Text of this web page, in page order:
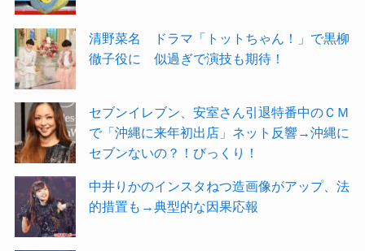
清野菜名 ドラマ「トットちゃん！」で黒柳
徹子役に 似過ぎで演技も期待！
セブンイレブン、安室さん引退特番中のＣＭ
で「沖縄に来年初出店」ネット反響→沖縄に
セブンないの？！びっくり！
中井りかのインスタねつ造画像がアップ、法
的措置も→典型的な因果応報